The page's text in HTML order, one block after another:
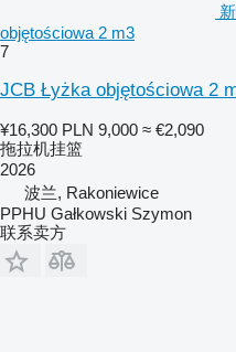
objętościowa 2 m3
7
JCB Łyżka objętościowa 2
¥16,300 PLN 9,000 ≈ €2,090
拖拉机挂篮
2026
波兰, Rakoniewice
PPHU Gałkowski Szymon
联系卖方